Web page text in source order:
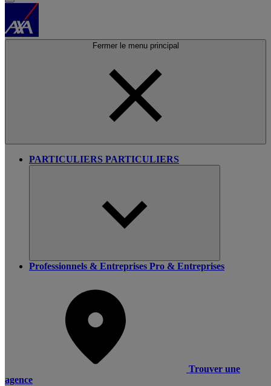
Fermer le menu principal
PARTICULIERS PARTICULIERS
Professionnels & Entreprises Pro & Entreprises
Trouver une
agence